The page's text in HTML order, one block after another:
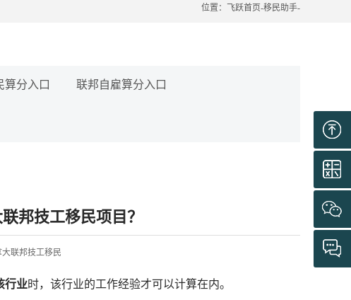
位置： 飞跃首页-移民助手-
算分入口 联邦自雇算分入口
邦技工移民项目？
大联邦技工移民
行业时，该行业的工作经验才可以计算在内。